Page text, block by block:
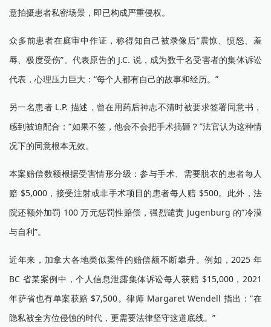
意拍摄患者私密场景，即已构成严重侵权。
众多前患者在庭审中作证，称得知自己被录像后“震惊、愤怒、羞
辱、极度受伤”。代表原告的 J.C. 说，成为数千名受害者的集体诉讼
代表，心理压力巨大：“每个人都有自己的故事和经历。”
另一名患者 L.P. 描述，曾在用药后神志不清时被要求签署同意书，
感到被迫配合：“如果不签，他会不会把手术搞砸？”法官认为这种情
况下的同意根本无效。
本案赔偿数额根据受害情形分级：参与手术、需要脱衣的患者每人
赔 $5,000，接受注射或非手术项目的患者每人赔 $500。此外，法
院还额外加罚 100 万元惩罚性赔偿，强烈谴责 Jugenburg 的“冷漠
与自利”。
近年来，加拿大各地类似案件的赔偿额不断攀升。例如，2025 年
BC 省某案例中，个人信息泄露集体诉讼每人获赔 $15,000，2021
年萨省也有单案获赔 $7,500。律师 Margaret Wendell 指出：“在
隐私被全方位侵蚀的时代，更需要法律坚守这道底线。”